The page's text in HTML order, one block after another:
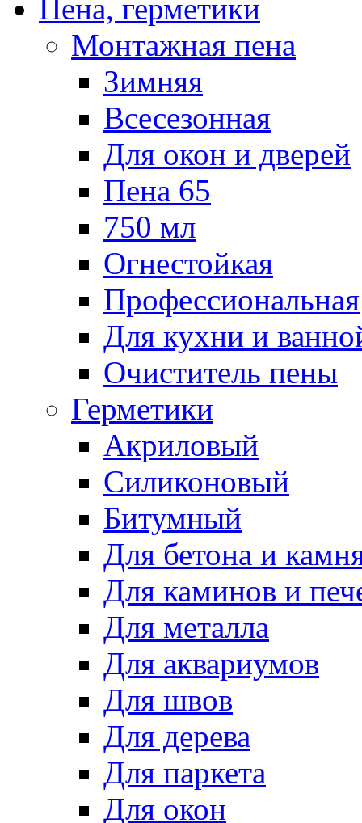
Пена, герметики
Монтажная пена
Зимняя
Всесезонная
Для окон и дверей
Пена 65
750 мл
Огнестойкая
Профессиональная
Для кухни и
Очиститель пены
Герметики
Акриловый
Силиконовый
Битумный
Для бетона и
Для каминов и
Для металла
Для аквариумов
Для швов
Для дерева
Для паркета
Для окон